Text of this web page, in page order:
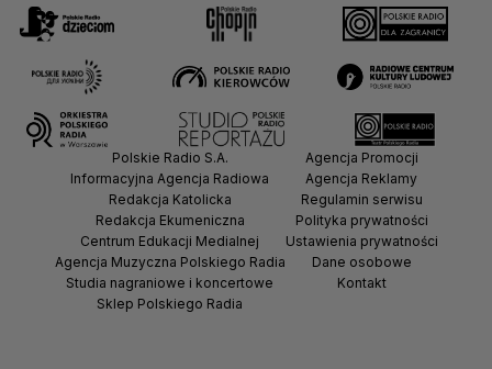
Polskie Radio S.A.
Informacyjna Agencja Radiowa
Redakcja Katolicka
Redakcja Ekumeniczna
Centrum Edukacji Medialnej
Agencja Muzyczna Polskiego Radia
Studia nagraniowe i koncertowe
Sklep Polskiego Radia
Agencja Promocji
Agencja Reklamy
Regulamin serwisu
Polityka prywatności
Ustawienia prywatności
Dane osobowe
Kontakt